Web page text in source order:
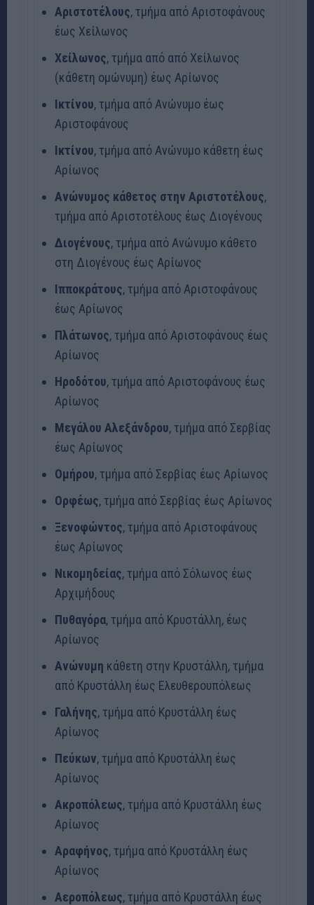
Αριστοτέλους, τμήμα από Αριστοφάνους
έως Χείλωνος
Χείλωνος, τμήμα από από Χείλωνος
(κάθετη ομώνυμη) έως Αρίωνος
Ικτίνου, τμήμα από Ανώνυμο έως
Αριστοφάνους
Ικτίνου, τμήμα από Ανώνυμο κάθετη έως
Αρίωνος
Ανώνυμος κάθετος στην Αριστοτέλους,
τμήμα από Αριστοτέλους έως Διογένους
Διογένους, τμήμα από Ανώνυμο κάθετο
στη Διογένους έως Αρίωνος
Ιπποκράτους, τμήμα από Αριστοφάνους
έως Αρίωνος
Πλάτωνος, τμήμα από Αριστοφάνους έως
Αρίωνος
Ηροδότου, τμήμα από Αριστοφάνους έως
Αρίωνος
Μεγάλου Αλεξάνδρου, τμήμα από Σερβίας
έως Αρίωνος
Ομήρου, τμήμα από Σερβίας έως Αρίωνος
Ορφέως, τμήμα από Σερβίας έως Αρίωνος
Ξενοφώντος, τμήμα από Αριστοφάνους
έως Αρίωνος
Νικομηδείας, τμήμα από Σόλωνος έως
Αρχιμήδους
Πυθαγόρα, τμήμα από Κρυστάλλη, έως
Αρίωνος
Ανώνυμη κάθετη στην Κρυστάλλη, τμήμα
από Κρυστάλλη έως Ελευθερουπόλεως
Γαλήνης, τμήμα από Κρυστάλλη έως
Αρίωνος
Πεύκων, τμήμα από Κρυστάλλη έως
Αρίωνος
Ακροπόλεως, τμήμα από Κρυστάλλη έως
Αρίωνος
Αραφήνος, τμήμα από Κρυστάλλη έως
Αρίωνος
Αεροπόλεως, τμήμα από Κρυστάλλη έως